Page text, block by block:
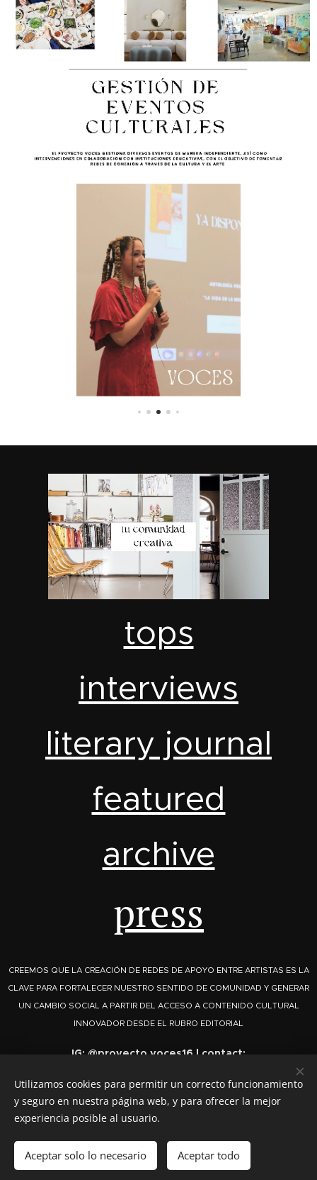
tops
interviews
literary journal
featured
archive
press
CREEMOS QUE LA CREACIÓN DE REDES DE APOYO ENTRE ARTISTAS ES LA
CLAVE PARA FORTALECER NUESTRO SENTIDO DE COMUNIDAD Y GENERAR
UN CAMBIO SOCIAL A PARTIR DEL ACCESO A CONTENIDO CULTURAL
INNOVADOR DESDE EL RUBRO EDITORIAL
IG: @proyecto.voces16 | contact:
© 2023 VOCES, Sonora, Méx.
Creado con Webnode Cookies
Utilizamos cookies para permitir un correcto funcionamiento
y seguro en nuestra página web, y para ofrecer la mejor
experiencia posible al usuario.
Aceptar solo lo necesario Aceptar todo